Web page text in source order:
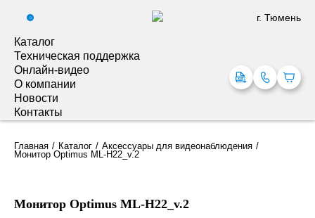
0 г. Тюмень
Каталог
Техническая поддержка
Онлайн-видео
О компании
Новости
Контакты
Главная Каталог
Аксессуары для видеонаблюдения
Монитор Optimus ML-H22_v.2
Монитор Optimus ML-H22_v.2